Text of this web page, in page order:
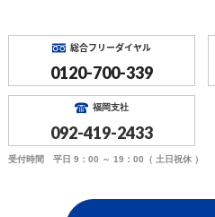
総合フリーダイヤル
0120-700-339
福岡支社
092-419-2433
受付時間 平日 9：00 ～ 19：00（ 土日祝休 ）